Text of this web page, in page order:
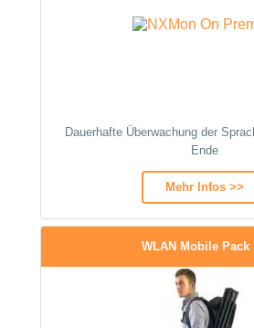
Dauerhafte Überwachung der
Ende
Mehr Infos >>
WLAN Mobile Pack